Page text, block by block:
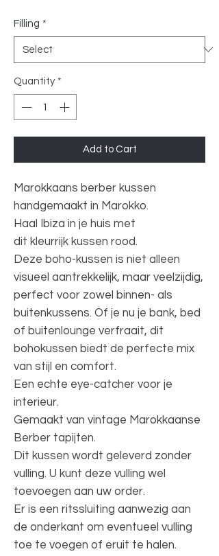
Filling *
Quantity *
Add to Cart
Marokkaans berber kussen
handgemaakt in Marokko.
Haal Ibiza in je huis met
dit kleurrijk kussen rood.
Deze boho-kussen is niet alleen
visueel aantrekkelijk, maar veelzijdig,
perfect voor zowel binnen- als
buitenkussens. Of je nu je bank, bed
of buitenlounge verfraait, dit
bohokussen biedt de perfecte mix
van stijl en comfort.
Een echte eye-catcher voor je
interieur.
Gemaakt van vintage Marokkaanse
Berber tapijten.
Dit kussen wordt geleverd zonder
vulling. U kunt deze vulling wel
toevoegen aan uw order.
Er is een ritssluiting aanwezig aan
de onderkant om eventueel vulling
toe te voegen of eruit te halen.